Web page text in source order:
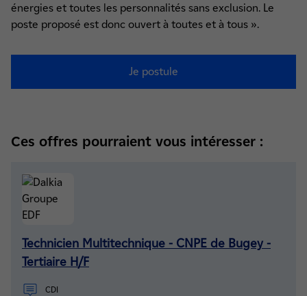
énergies et toutes les personnalités sans exclusion. Le
poste proposé est donc ouvert à toutes et à tous ».
Je postule
Ces offres pourraient vous intéresser :
Technicien Multitechnique - CNPE de Bugey -
Tertiaire H/F
CDI